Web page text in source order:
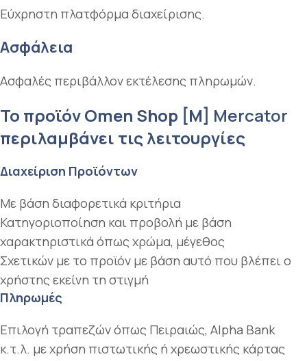
Εύχρηστη πλατφόρμα διαχείρισης.
Ασφάλεια
Ασφαλές περιβάλλον εκτέλεσης πληρωμών.
Το προϊόν Omen Shop [M] Mercator
περιλαμβάνει τις λειτουργίες
Διαχείριση Προϊόντων​
Με βάση διαφορετικά κριτήρια
Κατηγοριοποίηση και προβολή με βάση
χαρακτηριστικά όπως χρώμα, μέγεθος
Σχετικών με το προϊόν με βάση αυτό που βλέπει ο
χρήστης εκείνη τη στιγμή
Πληρωμές
Επιλογή τραπεζών όπως Πειραιώς, Alpha Bank
κ.τ.λ. με χρήση πιστωτικής ή χρεωστικής κάρτας